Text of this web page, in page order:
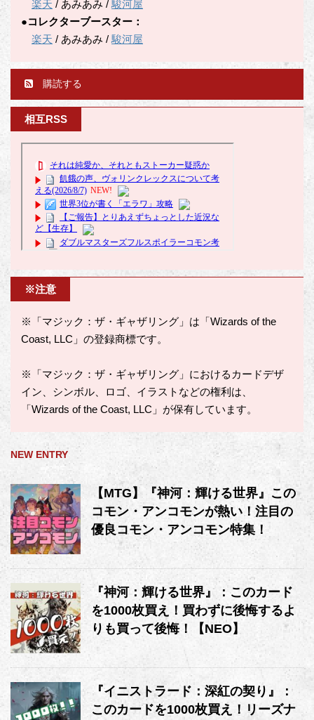
楽天 / あみあみ /駿河屋
●コレクターブースター：
楽天 / あみあみ /駿河屋
購読する
相互RSS
※注意
※「マジック：ザ・ギャザリング」は「Wizards of the
Coast, LLC」の登録商標です。
※「マジック：ザ・ギャザリング」におけるカードデザ
イン、シンボル、ロゴ、イラストなどの権利は、
「Wizards of the Coast, LLC」が保有しています。
NEW ENTRY
【MTG】『神河：輝ける世界』この
コモン・アンコモンが熱い！注目の
優良コモン・アンコモン特集！
『神河：輝ける世界』：このカード
を1000枚買え！買わずに後悔するよ
りも買って後悔！【NEO】
『イニストラード：深紅の契り』：
このカードを1000枚買え！リーズナ